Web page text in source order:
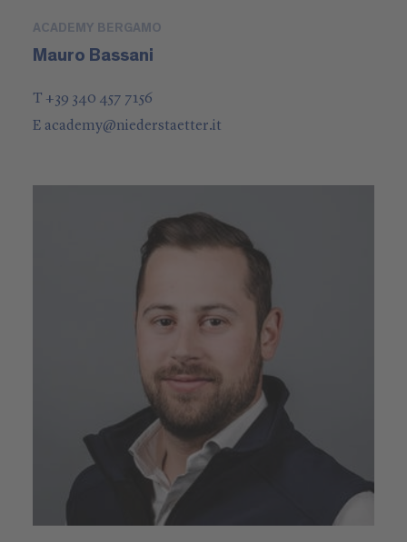
ACADEMY BERGAMO
Mauro Bassani
T +39 340 457 7156
E academy@niederstaetter.it